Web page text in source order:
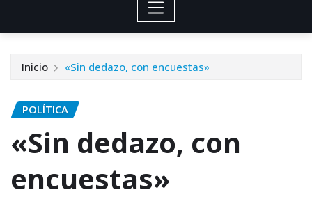
Inicio «Sin dedazo, con encuestas»
POLÍTICA
«Sin dedazo, con
encuestas»